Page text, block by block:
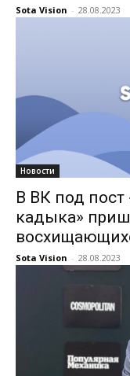
Sota Vision - 28.08.2023
Новости
В ВК под
кадыка»
Sota Vision - 28.08.2023